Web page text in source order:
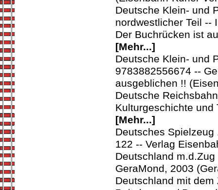
Deutsche Klein- und
nordwestlicher Teil --
Der Buchrücken ist
[Mehr...]
Deutsche Klein- und
9783882556674 --
ausgeblichen !!
Deutsche
Kulturgeschichte und
[Mehr...]
Deutsches
122 -- Verlag
Deutschland
GeraMond, 2003
Deutschland mit